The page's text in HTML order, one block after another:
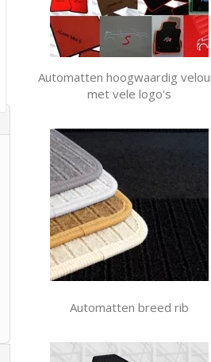
Automatten hoogwaardig
met vele logo's
Automatten breed rib